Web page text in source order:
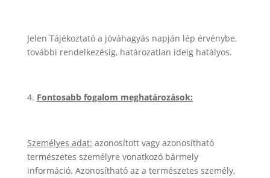
Jelen Tájékoztató a jóváhagyás napján lép érvénybe,
további rendelkezésig, határozatlan ideig hatályos.
Fontosabb fogalom meghatározások:
Személyes adat: azonosított vagy azonosítható
természetes személyre vonatkozó bármely
információ. Azonosítható az a természetes személy,